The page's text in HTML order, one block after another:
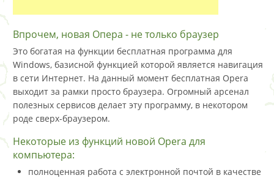
Впрочем, новая Опера - не только браузер
Это богатая на функции бесплатная программа для
Windows, базисной функцией которой является навигация
в сети Интернет. На данный момент бесплатная Opera
выходит за рамки просто браузера. Огромный арсенал
полезных сервисов делает эту программу, в некотором
роде сверх-браузером.
Некоторые из функций новой Opera для
компьютера:
полноценная работа с электронной почтой в качестве